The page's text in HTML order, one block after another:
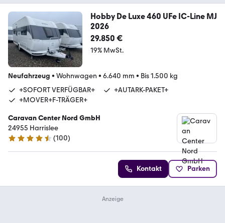
Hobby De Luxe 460 UFe IC-Line MJ
2026
29.850 €
19% MwSt.
Neufahrzeug • Wohnwagen • 6.640 mm • Bis 1.500 kg
+SOFORT VERFÜGBAR+
+AUTARK-PAKET+
+MOVER+F-TRÄGER+
Caravan Center Nord GmbH
24955 Harrislee
4.6 Sterne
(100)
Kontakt Parken